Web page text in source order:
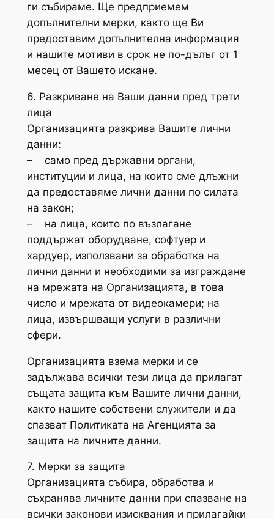
ги събираме. Ще предприемем
допълнителни мерки, както ще Ви
предоставим допълнителна информация
и нашите мотиви в срок не по-дълъг от 1
месец от Вашето искане.
6. Разкриване на Ваши данни пред трети
лица
Организацията разкрива Вашите лични
данни:
– само пред държавни органи,
институции и лица, на които сме длъжни
да предоставяме лични данни по силата
на закон;
– на лица, които по възлагане
поддържат оборудване, софтуер и
хардуер, използвани за обработка на
лични данни и необходими за изграждане
на мрежата на Организацията, в това
число и мрежата от видеокамери; на
лица, извършващи услуги в различни
сфери.
Организацията взема мерки и се
задължава всички тези лица да прилагат
същата защита към Вашите лични данни,
както нашите собствени служители и да
спазват Политиката на Агенцията за
защита на личните данни.
7. Мерки за защита
Организацията събира, обработва и
съхранява личните данни при спазване на
всички законови изисквания и прилагайки